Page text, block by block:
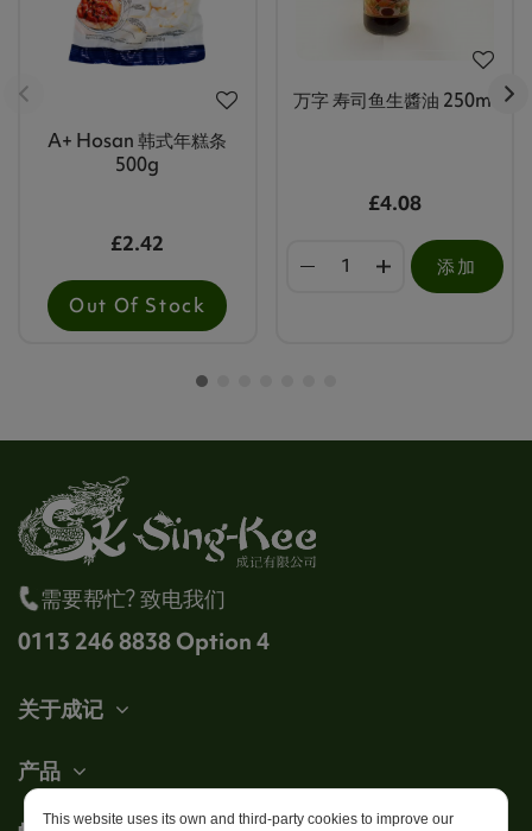
A+ Hosan 韩式年糕条
500g
£2.42
Out Of Stock
万字 寿司鱼生醬油 250ml
£4.08
添加
需要帮忙? 致电我们
0113 246 8838 Option 4
关于成记
产品
This website uses its own and third-party cookies to improve our